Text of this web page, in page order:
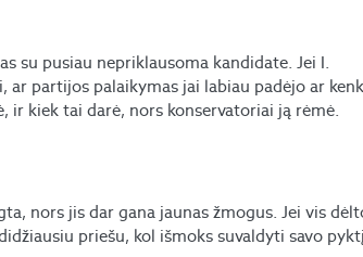
su pusiau nepriklausoma kandidate. Jei I.
partijos palaikymas jai labiau padėjo ar
ir kiek tai darė, nors konservatoriai ją rėmė.
nors jis dar gana jaunas žmogus. Jei vis
priešu, kol išmoks suvaldyti savo